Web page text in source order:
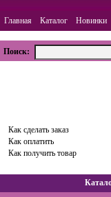
Главная Каталог Новинки
Поиск:
Как сделать заказ
Как оплатить
Как получить товар